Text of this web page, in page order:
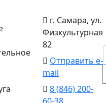
г. Самара, ул.
Физкультурная
82
Отправить e-
mail
8 (846) 200-